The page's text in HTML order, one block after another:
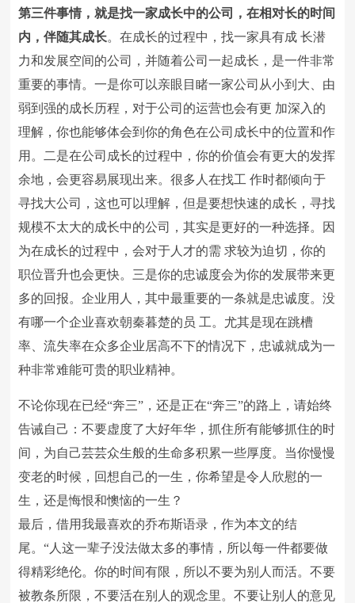
第三件事情，就是找一家成长中的公司，在相对长的时间
内，伴随其成长。在成长的过程中，找一家具有成 长潜
力和发展空间的公司，并随着公司一起成长，是一件非常
重要的事情。一是你可以亲眼目睹一家公司从小到大、由
弱到强的成长历程，对于公司的运营也会有更 加深入的
理解，你也能够体会到你的角色在公司成长中的位置和作
用。二是在公司成长的过程中，你的价值会有更大的发挥
余地，会更容易展现出来。很多人在找工 作时都倾向于
寻找大公司，这也可以理解，但是要想快速的成长，寻找
规模不太大的成长中的公司，其实是更好的一种选择。因
为在成长的过程中，会对于人才的需 求较为迫切，你的
职位晋升也会更快。三是你的忠诚度会为你的发展带来更
多的回报。企业用人，其中最重要的一条就是忠诚度。没
有哪一个企业喜欢朝秦暮楚的员 工。尤其是现在跳槽
率、流失率在众多企业居高不下的情况下，忠诚就成为一
种非常难能可贵的职业精神。
不论你现在已经“奔三”，还是正在“奔三”的路上，请始终
告诫自己：不要虚度了大好年华，抓住所有能够抓住的时
间，为自己芸芸众生般的生命多积累一些厚度。当你慢慢
变老的时候，回想自己的一生，你希望是令人欣慰的一
生，还是悔恨和懊恼的一生？
最后，借用我最喜欢的乔布斯语录，作为本文的结
尾。“人这一辈子没法做太多的事情，所以每一件都要做
得精彩绝伦。你的时间有限，所以不要为别人而活。不要
被教条所限，不要活在别人的观念里。不要让别人的意见